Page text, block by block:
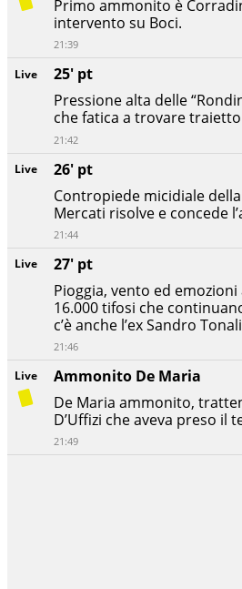
Live
Ammonito De Maria
De Maria ammonito,
D’Uffizi che aveva preso il
21:49
Live
27' pt
Pioggia, vento ed
16.000 tifosi che
c’è anche l’ex Sandro
21:46
Live
26' pt
Contropiede micidiale
Mercati risolve e concede
21:44
Live
25' pt
Pressione alta delle
che fatica a trovare
21:42
Primo ammonito è
intervento su Boci.
21:39